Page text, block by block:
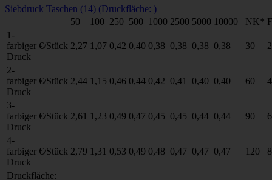
Siebdruck Taschen (14) (Druckfläche: )
50
100 250 500 1000 2500 5000 10000 NK*
1-
farbiger
Druck
€/Stück 2,27 1,07 0,42 0,40 0,38 0,38 0,38 0,38 30
2-
farbiger
Druck
€/Stück 2,44 1,15 0,46 0,44 0,42 0,41 0,40 0,40 60
3-
farbiger
Druck
€/Stück 2,61 1,23 0,49 0,47 0,45 0,45 0,44 0,44 90
4-
farbiger
Druck
€/Stück 2,79 1,31 0,53 0,49 0,48 0,47 0,47 0,47 120
Druckfläche: